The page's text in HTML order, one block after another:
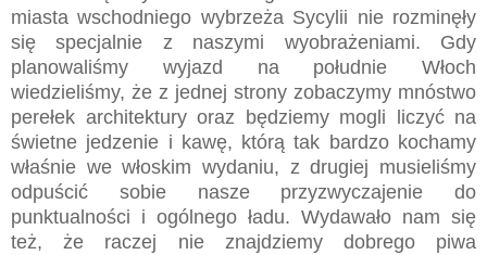
miasta wschodniego wybrzeża Sycylii nie rozminęły
się specjalnie z naszymi wyobrażeniami. Gdy
planowaliśmy wyjazd na południe Włoch
wiedzieliśmy, że z jednej strony zobaczymy mnóstwo
perełek architektury oraz będziemy mogli liczyć na
świetne jedzenie i kawę, którą tak bardzo kochamy
właśnie we włoskim wydaniu, z drugiej musieliśmy
odpuścić sobie nasze przyzwyczajenie do
punktualności i ogólnego ładu. Wydawało nam się
też, że raczej nie znajdziemy dobrego piwa